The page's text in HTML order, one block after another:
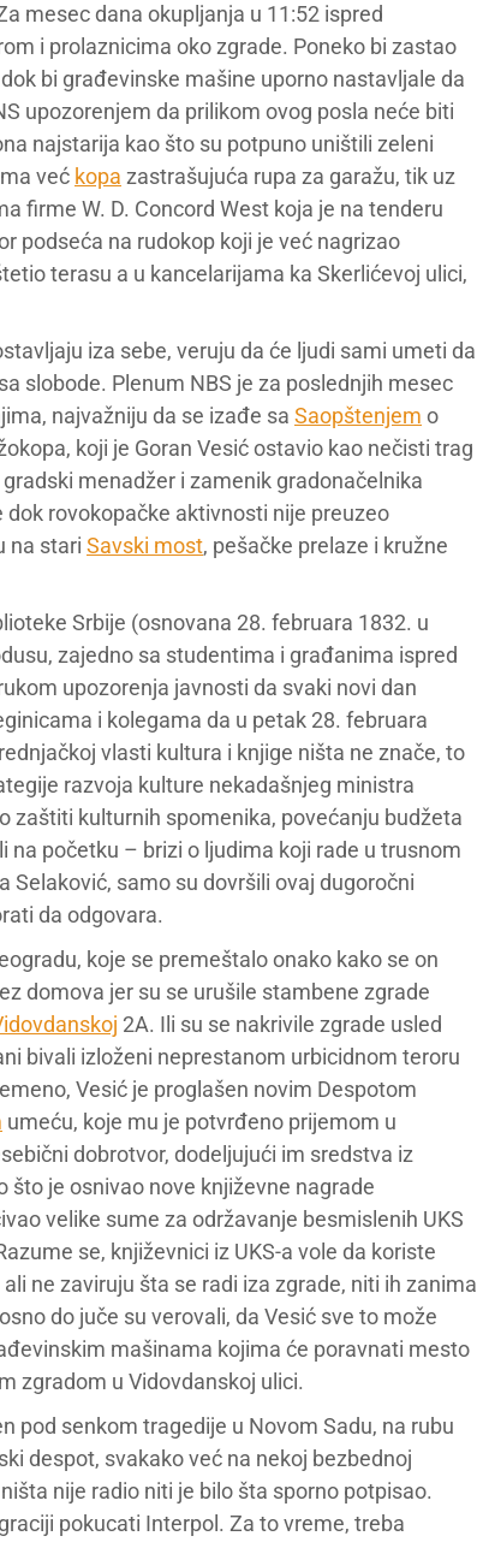
mesec dana okupljanja u 11:52 ispred
i prolaznicima oko zgrade. Poneko bi zastao
bi građevinske mašine uporno nastavljale da
upozorenjem da prilikom ovog posla neće biti
najstarija kao što su potpuno uništili zeleni
već kopa zastrašujuća rupa za garažu, tik uz
firme W. D. Concord West koja je na tenderu
podseća na rudokop koji je već nagrizao
terasu a u kancelarijama ka Skerlićevoj ulici,
iza sebe, veruju da će ljudi sami umeti da
slobode. Plenum NBS je za poslednjih mesec
najvažniju da se izađe sa Saopštenjem o
koji je Goran Vesić ostavio kao nečisti trag
menadžer i zamenik gradonačelnika
rovokopačke aktivnosti nije preuzeo
na stari Savski most, pešačke prelaze i kružne
Srbije (osnovana 28. februara 1832. u
zajedno sa studentima i građanima ispred
upozorenja javnosti da svaki novi dan
i kolegama da u petak 28. februara
vlasti kultura i knjige ništa ne znače, to
razvoja kulture nekadašnjeg ministra
zaštiti kulturnih spomenika, povećanju budžeta
početku – brizi o ljudima koji rade u trusnom
Selaković, samo su dovršili ovaj dugoročni
da odgovara.
koje se premeštalo onako kako se on
domova jer su se urušile stambene zgrade
2A. Ili su se nakrivile zgrade usled
bivali izloženi neprestanom urbicidnom teroru
Vesić je proglašen novim Despotom
umeću, koje mu je potvrđeno prijemom u
dobrotvor, dodeljujući im sredstva iz
je osnivao nove književne nagrade
velike sume za održavanje besmislenih UKS
se, književnici iz UKS-a vole da koriste
ne zaviruju šta se radi iza zgrade, niti ih zanima
do juče su verovali, da Vesić sve to može
mašinama kojima će poravnati mesto
zgradom u Vidovdanskoj ulici.
pod senkom tragedije u Novom Sadu, na rubu
despot, svakako već na nekoj bezbednoj
nije radio niti je bilo šta sporno potpisao.
pokucati Interpol. Za to vreme, treba